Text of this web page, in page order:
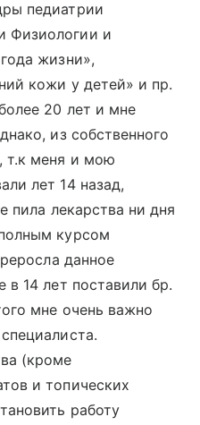
педиатрии
Физиологии и
жизни»,
кожи у детей» и пр.
20 лет и мне
из собственного
т.к меня и мою
лет 14 назад,
пила лекарства ни дня
курсом
данное
в 14 лет поставили бр.
мне очень важно
(кроме
и топических
работу